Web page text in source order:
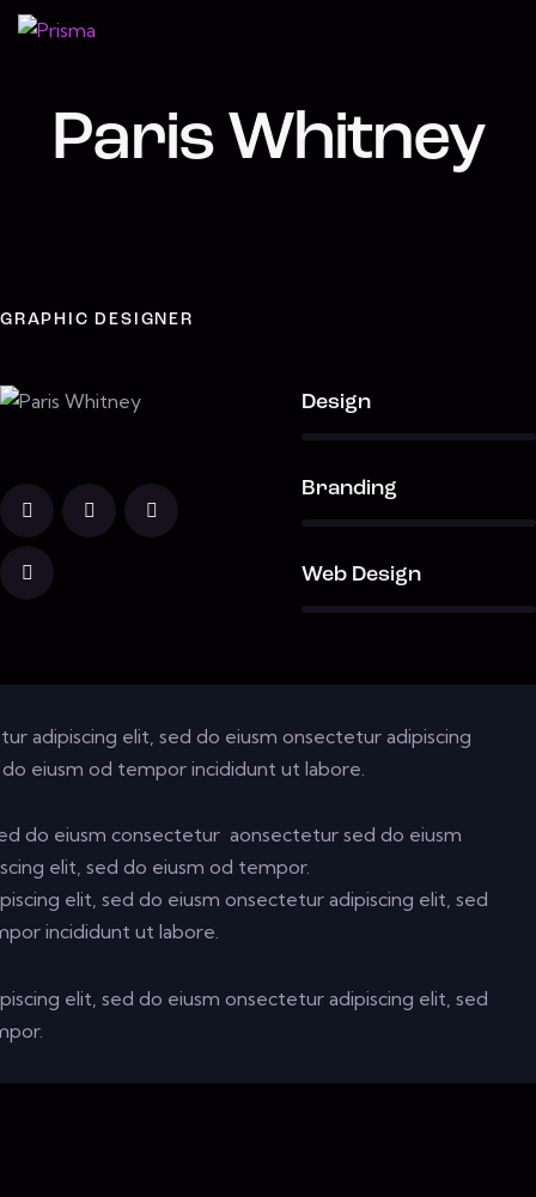
Paris Whitney
GRAPHIC DESIGNER
Design
Branding
Web Design
88%
adipiscing elit, sed do eiusm onsectetur adipiscing
eiusm od tempor incididunt ut labore.
do eiusm consectetur aonsectetur sed do eiusm
elit, sed do eiusm od tempor.
elit, sed do eiusm onsectetur adipiscing elit, sed
incididunt ut labore.
elit, sed do eiusm onsectetur adipiscing elit, sed